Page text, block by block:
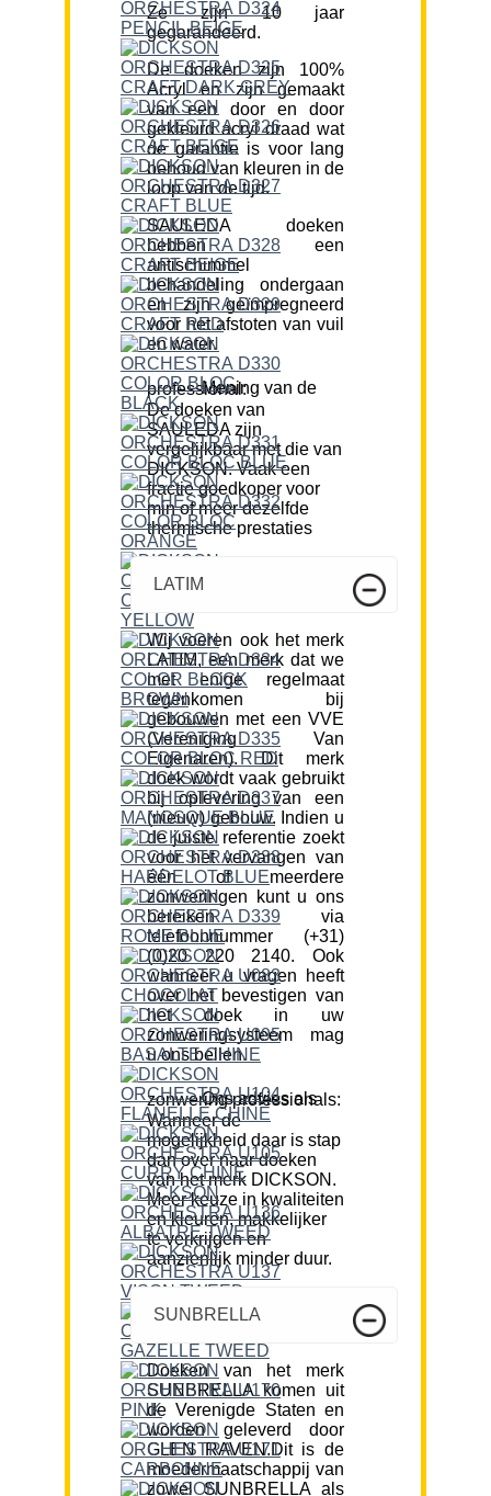
Ze zijn 10 jaar
gegarandeerd.
De doeken zijn 100%
Acryl en zijn gemaakt
van een door en door
gekleurd acryl draad wat
de garantie is voor lang
behoud van kleuren in de
loop van de tijd.
SAULEDA doeken
hebben een
antischimmel
behandeling ondergaan
en zijn geïmpregneerd
voor het afstoten van vuil
en water.
Mening van de professional:
De doeken van
SAULEDA zijn
vergelijkbaar met die van
DICKSON. Vaak een
fractie goedkoper voor
min of meer dezelfde
thermische prestaties
LATIM
Wij voeren ook het merk
LATIM, een merk dat we
met enige regelmaat
tegenkomen bij
gebouwen met een VVE
(Vereniging Van
Eigenaren). Dit merk
doek wordt vaak gebruikt
bij oplevering van een
(nieuw) gebouw. Indien u
de juiste referentie zoekt
voor het vervangen van
één of meerdere
zonweringen kunt u ons
bereiken via
telefoonnummer (+31)
(0)20 220 2140. Ook
wanneer u vragen heeft
over het bevestigen van
het doek in uw
zonweringsysteem mag
u ons bellen.
Ons advies als zonwering professionals:
Wanneer de
mogelijkheid daar is stap
dan over naar doeken
van het merk DICKSON.
Meer keuze in kwaliteiten
en kleuren, makkelijker
te verkrijgen en
aanzienlijk minder duur.
SUNBRELLA
Doeken van het merk
SUNBRELLA komen uit
de Verenigde Staten en
worden geleverd door
GLEN RAVEN.Dit is de
moedermaatschappij van
zowel SUNBRELLA als